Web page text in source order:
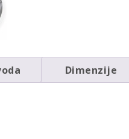
Dimenzije